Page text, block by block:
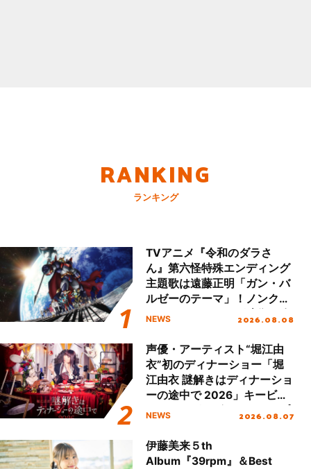
RANKING
ランキング
TVアニメ『令和のダラさ
ん』第六怪特殊エンディング
主題歌は遠藤正明「ガン・バ
ルゼーのテーマ」！ノンクレ
ジットエンディング映像も公
NEWS 2026.08.08
声優・アーティスト“堀江由
衣”初のディナーショー「堀
江由衣 謎解きはディナーショ
ーの途中で 2026」キービジ
ュアル＆グッズラインナップ
NEWS 2026.08.07
伊藤美来５th
Album『39rpm』＆Best